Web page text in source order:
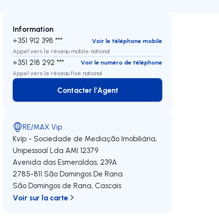
Information
+351 912 398 ***
Voir le téléphone mobile
Appel vers le réseau mobile national
+351 218 292 ***
Voir le numéro de téléphone
Appel vers le réseau fixe national
Contacter l’Agent
Contacter l’Agent
RE/MAX Vip
Kvip - Sociedade de Mediação Imobiliária,
Unipessoal Lda AMI 12379
Avenida das Esmeraldas, 239A
2785-811 São Domingos De Rana
São Domingos de Rana, Cascais
Voir sur la carte